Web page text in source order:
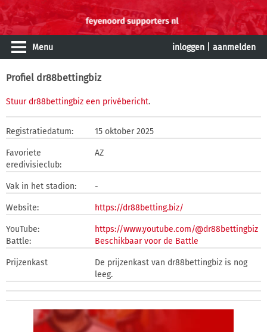
Menu inloggen aanmelden
Profiel dr88bettingbiz
Stuur dr88bettingbiz een privébericht.
Registratiedatum: 15 oktober 2025
Favoriete
eredivisieclub:
AZ
Vak in het stadion: -
Website: https://dr88betting.biz/
YouTube:
https://www.youtube.com/@dr88bettingbiz
Battle:
Beschikbaar voor de Battle
Prijzenkast
De prijzenkast van dr88bettingbiz is nog
leeg.